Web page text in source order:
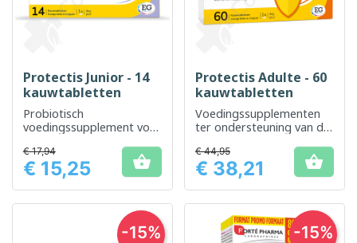
Protectis Junior - 14
kauwtabletten
Probiotisch
voedingssupplement voor
bij kinderen
Prijs
€ 17,94
€ 15,25 
Protectis Adulte - 60
kauwtabletten
Voedingssupplementen
ter ondersteuning van de
Prijs
€ 44,95
€ 38,21 
-15% -15%